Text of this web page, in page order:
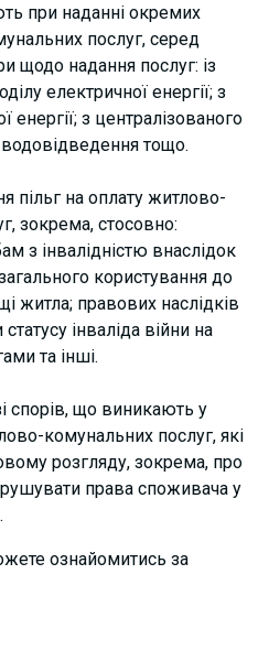
при наданні окремих
послуг, серед
щодо надання послуг: із
електричної енергії; з
енергії; з централізованого
тощо.
пільг на оплату житлово-
зокрема, стосовно:
з інвалідністю внаслідок
користування до
житла; правових наслідків
інваліда війни на
та інші.
спорів, що виникають у
комунальних послуг, які
розгляду, зокрема, про
права споживача у
ознайомитись за